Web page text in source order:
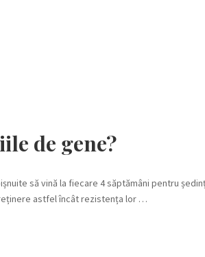
de gene?
să vină la fiecare 4 săptămâni pentru
astfel încât rezistența lor …